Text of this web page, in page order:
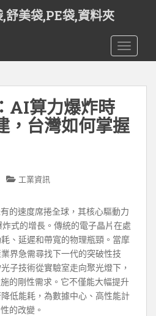
舒美袋,PE袋,資料夾
AI算力爆炸時
，台灣如何掌握
工業資訊
的速度席捲全球，其核心驅動力
式的增長。傳統的電子晶片在處
、延遲和帶寬的物理瓶頸。當摩
界急需尋找下一代的突破性技
子技術從實驗室走向聚光燈下，
的剛性需求。它不僅能大幅提升
低能耗，為數據中心、高性能計
的改變。